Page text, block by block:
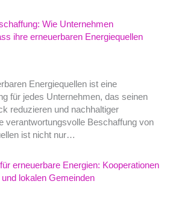
Wie Unternehmen
ihre erneuerbaren Energiequellen
Energiequellen ist eine
für jedes Unternehmen, das seinen
reduzieren und nachhaltiger
verantwortungsvolle Beschaffung von
ist nicht nur…
erneuerbare Energien: Kooperationen
lokalen Gemeinden